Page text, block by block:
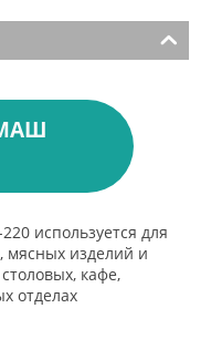
используется для
мясных изделий и
кафе,
отделах